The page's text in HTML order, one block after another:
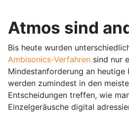
Atmos sind
Bis heute wurden
Ambisonics-Verfahren sind nur
Mindestanforderung an
werden zumindest in den
Entscheidungen treffen, wie
Einzelgeräusche digital